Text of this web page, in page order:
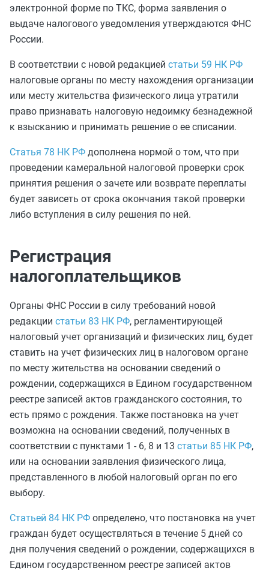
электронной форме по ТКС, форма заявления о
выдаче налогового уведомления утверждаются ФНС
России.
В соответствии с новой редакцией статьи 59 НК РФ
налоговые органы по месту нахождения организации
или месту жительства физического лица утратили
право признавать налоговую недоимку безнадежной
к взысканию и принимать решение о ее списании.
Статья 78 НК РФ дополнена нормой о том, что при
проведении камеральной налоговой проверки срок
принятия решения о зачете или возврате переплаты
будет зависеть от срока окончания такой проверки
либо вступления в силу решения по ней.
Регистрация
налогоплательщиков
Органы ФНС России в силу требований новой
редакции статьи 83 НК РФ, регламентирующей
налоговый учет организаций и физических лиц, будет
ставить на учет физических лиц в налоговом органе
по месту жительства на основании сведений о
рождении, содержащихся в Едином государственном
реестре записей актов гражданского состояния, то
есть прямо с рождения. Также постановка на учет
возможна на основании сведений, полученных в
соответствии с пунктами 1 - 6, 8 и 13 статьи 85 НК РФ,
или на основании заявления физического лица,
представленного в любой налоговый орган по его
выбору.
Статьей 84 НК РФ определено, что постановка на учет
граждан будет осуществляться в течение 5 дней со
дня получения сведений о рождении, содержащихся в
Едином государственном реестре записей актов